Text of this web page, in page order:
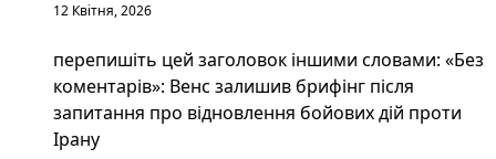
12 Квітня, 2026
перепишіть цей заголовок іншими словами: «Без
коментарів»: Венс залишив брифінг після
запитання про відновлення бойових дій проти
Ірану